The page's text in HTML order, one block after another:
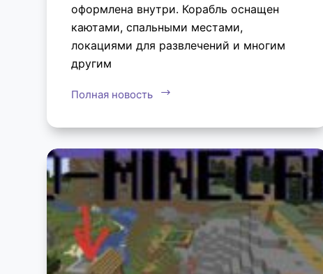
оформлена внутри. Корабль оснащен
каютами, спальными местами,
локациями для развлечений и многим
другим
Полная новость